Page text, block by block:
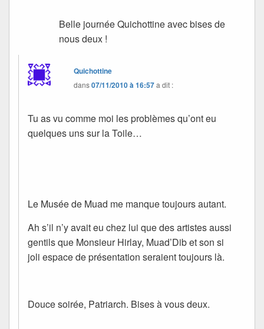
Belle journée Quichottine avec bises de
nous deux !
Quichottine
dans07/11/2010 à 16:57a dit :
Tu as vu comme moi les problèmes qu’ont eu
quelques uns sur la Toile…
Le Musée de Muad me manque toujours autant.
Ah s’il n’y avait eu chez lui que des artistes aussi
gentils que Monsieur Hirlay, Muad’Dib et son si
joli espace de présentation seraient toujours là.
Douce soirée, Patriarch. Bises à vous deux.